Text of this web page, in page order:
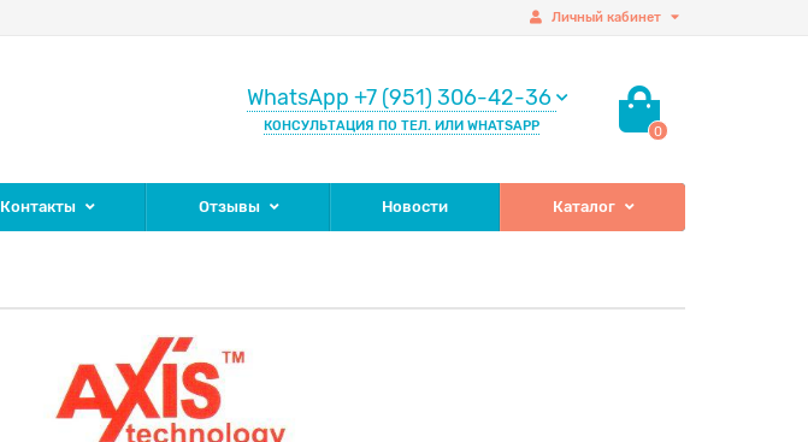
Личный кабинет
WhatsApp +7 (951) 306-42-36
КОНСУЛЬТАЦИЯ ПО ТЕЛ. ИЛИ WHATSAPP 0
Контакты Отзывы Новости Каталог